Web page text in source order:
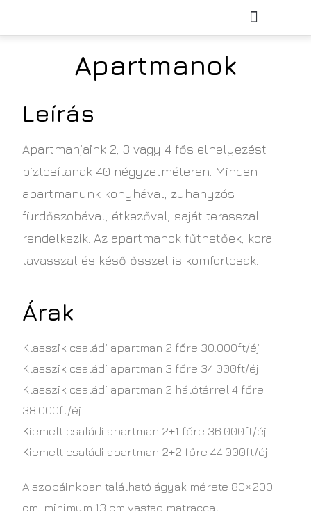
Apartmanok
Leírás
Apartmanjaink 2, 3 vagy 4 fős elhelyezést
biztosítanak 40 négyzetméteren. Minden
apartmanunk konyhával, zuhanyzós
fürdőszobával, étkezővel, saját terasszal
rendelkezik. Az apartmanok fűthetőek, kora
tavasszal és késő ősszel is komfortosak.
Árak
Klasszik családi apartman 2 főre 30.000ft/éj
Klasszik családi apartman 3 főre 34.000ft/éj
Klasszik családi apartman 2 hálótérrel 4 főre
38.000ft/éj
Kiemelt családi apartman 2+1 főre 36.000ft/éj
Kiemelt családi apartman 2+2 főre 44.000ft/éj
A szobáinkban található ágyak mérete 80×200
cm, minimum 13 cm vastag matraccal.